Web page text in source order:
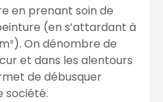
en prenant soin de
(en s’attardant à
On dénombre de
et dans les alentours
de débusquer
société.